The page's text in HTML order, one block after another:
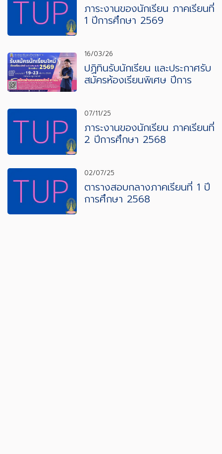
ภาระงานของนักเรียน ภาคเรียนที่
1 ปีการศึกษา 2569
16/03/26
ปฏิทินรับนักเรียน และประกาศรับ
สมัครห้องเรียนพิเศษ ปีการ
07/11/25
ภาระงานของนักเรียน ภาคเรียนที่
2 ปีการศึกษา 2568
02/07/25
ตารางสอบกลางภาคเรียนที่ 1 ปี
การศึกษา 2568